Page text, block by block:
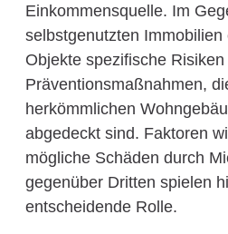
Einkommensquelle. Im
selbstgenutzten
Objekte spezifische Risiken
Präventionsmaßnahmen,
herkömmlichen
abgedeckt sind. Faktoren
mögliche Schäden durch
gegenüber Dritten spielen
entscheidende Rolle.